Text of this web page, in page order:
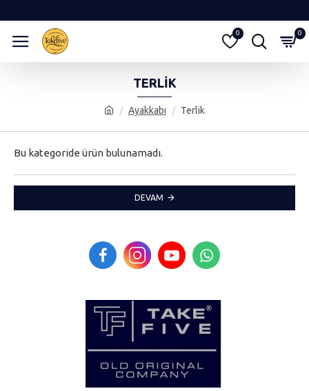
0 0
Ayakkabı Terlik
TERLIK
Bu kategoride ürün bulunamadı.
DEVAM